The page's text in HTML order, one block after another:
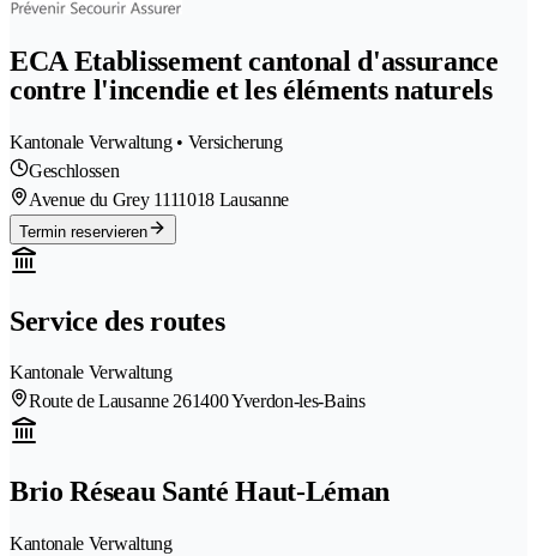
ECA Etablissement cantonal d'assurance
contre l'incendie et les éléments naturels
Kantonale Verwaltung • Versicherung
Geschlossen
Avenue du Grey 1111018 Lausanne
Termin reservieren
Service des routes
Kantonale Verwaltung
Route de Lausanne 261400 Yverdon-les-Bains
Brio Réseau Santé Haut-Léman
Kantonale Verwaltung